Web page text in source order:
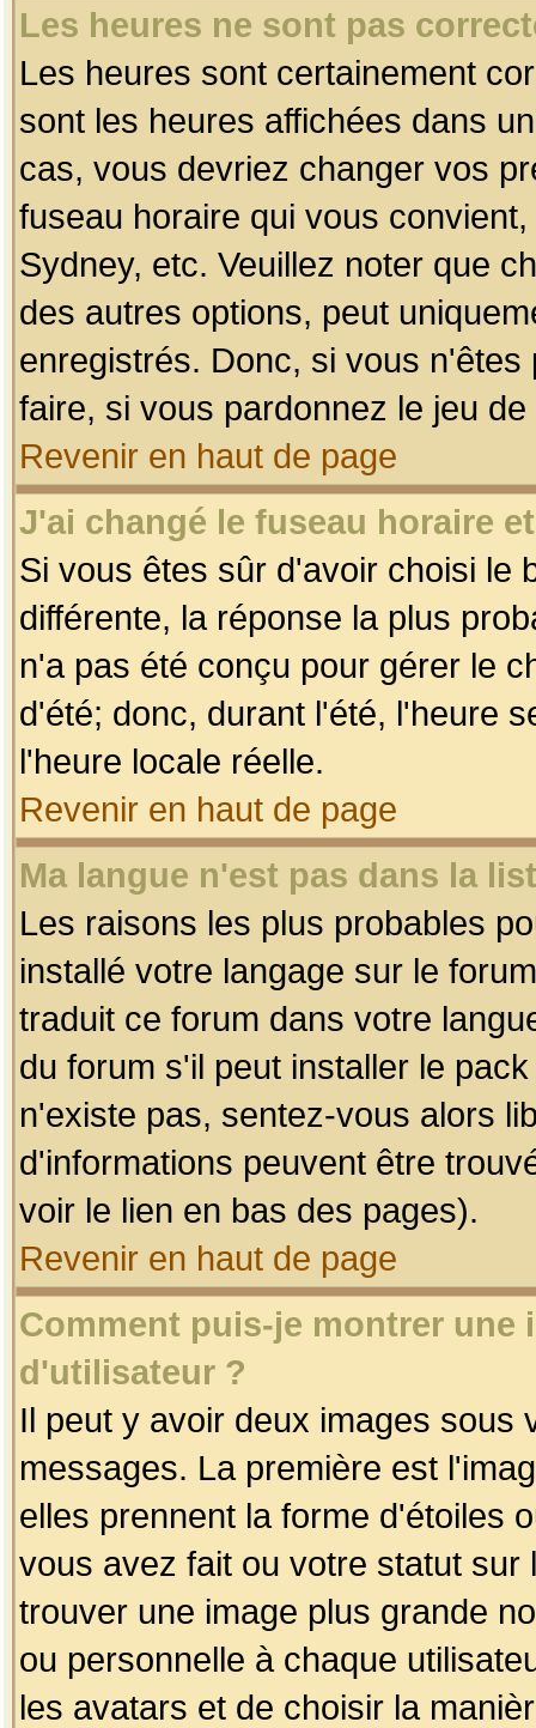
Les heures ne sont pas
Les heures sont certainement
sont les heures affichées dans
cas, vous devriez changer vos
fuseau horaire qui vous
Sydney, etc. Veuillez noter que
des autres options, peut
enregistrés. Donc, si vous
faire, si vous pardonnez le jeu
Revenir en haut de page
J'ai changé le fuseau horaire
Si vous êtes sûr d'avoir choisi le
différente, la réponse la plus
n'a pas été conçu pour gérer le
d'été; donc, durant l'été, l'heure
l'heure locale réelle.
Revenir en haut de page
Ma langue n'est pas dans la
Les raisons les plus probables
installé votre langage sur le
traduit ce forum dans votre
du forum s'il peut installer le
n'existe pas, sentez-vous alors
d'informations peuvent être
voir le lien en bas des pages).
Revenir en haut de page
Comment puis-je montrer une
d'utilisateur ?
Il peut y avoir deux images sous
messages. La première est
elles prennent la forme d'étoiles
vous avez fait ou votre statut
trouver une image plus grande
ou personnelle à chaque
les avatars et de choisir la